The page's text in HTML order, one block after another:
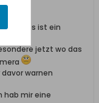
es ist ein
jetzt wo das
warnen
hab mir eine